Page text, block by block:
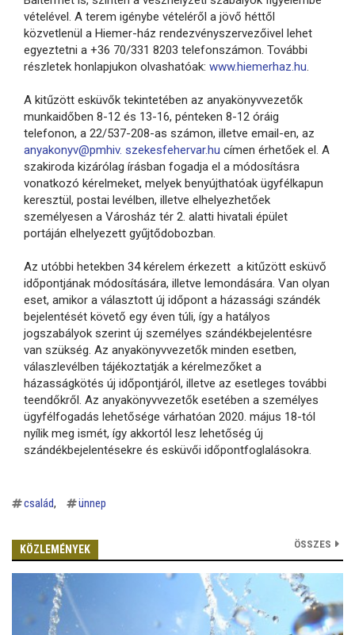
vételével. A terem igénybe vételéről a jövő héttől
közvetlenül a Hiemer-ház rendezvényszervezőivel lehet
egyeztetni a +36 70/331 8203 telefonszámon. További
részletek honlapjukon olvashatóak: www.hiemerhaz.hu.
A kitűzött esküvők tekintetében az anyakönyvvezetők
munkaidőben 8-12 és 13-16, pénteken 8-12 óráig
telefonon, a 22/537-208-as számon, illetve email-en, az
anyakonyv@pmhiv. szekesfehervar.hu címen érhetőek el. A
szakiroda kizárólag írásban fogadja el a módosításra
vonatkozó kérelmeket, melyek benyújthatóak ügyfélkapun
keresztül, postai levélben, illetve elhelyezhetőek
személyesen a Városház tér 2. alatti hivatali épület
portáján elhelyezett gyűjtődobozban.
Az utóbbi hetekben 34 kérelem érkezett a kitűzött esküvő
időpontjának módosítására, illetve lemondására. Van olyan
eset, amikor a választott új időpont a házassági szándék
bejelentését követő egy éven túli, így a hatályos
jogszabályok szerint új személyes szándékbejelentésre
van szükség. Az anyakönyvvezetők minden esetben,
válaszlevélben tájékoztatják a kérelmezőket a
házasságkötés új időpontjáról, illetve az esetleges további
teendőkről. Az anyakönyvvezetők esetében a személyes
ügyfélfogadás lehetősége várhatóan 2020. május 18-tól
nyílik meg ismét, így akkortól lesz lehetőség új
szándékbejelentésekre és esküvői időpontfoglalásokra.
család ünnep
KÖZLEMÉNYEK ÖSSZES